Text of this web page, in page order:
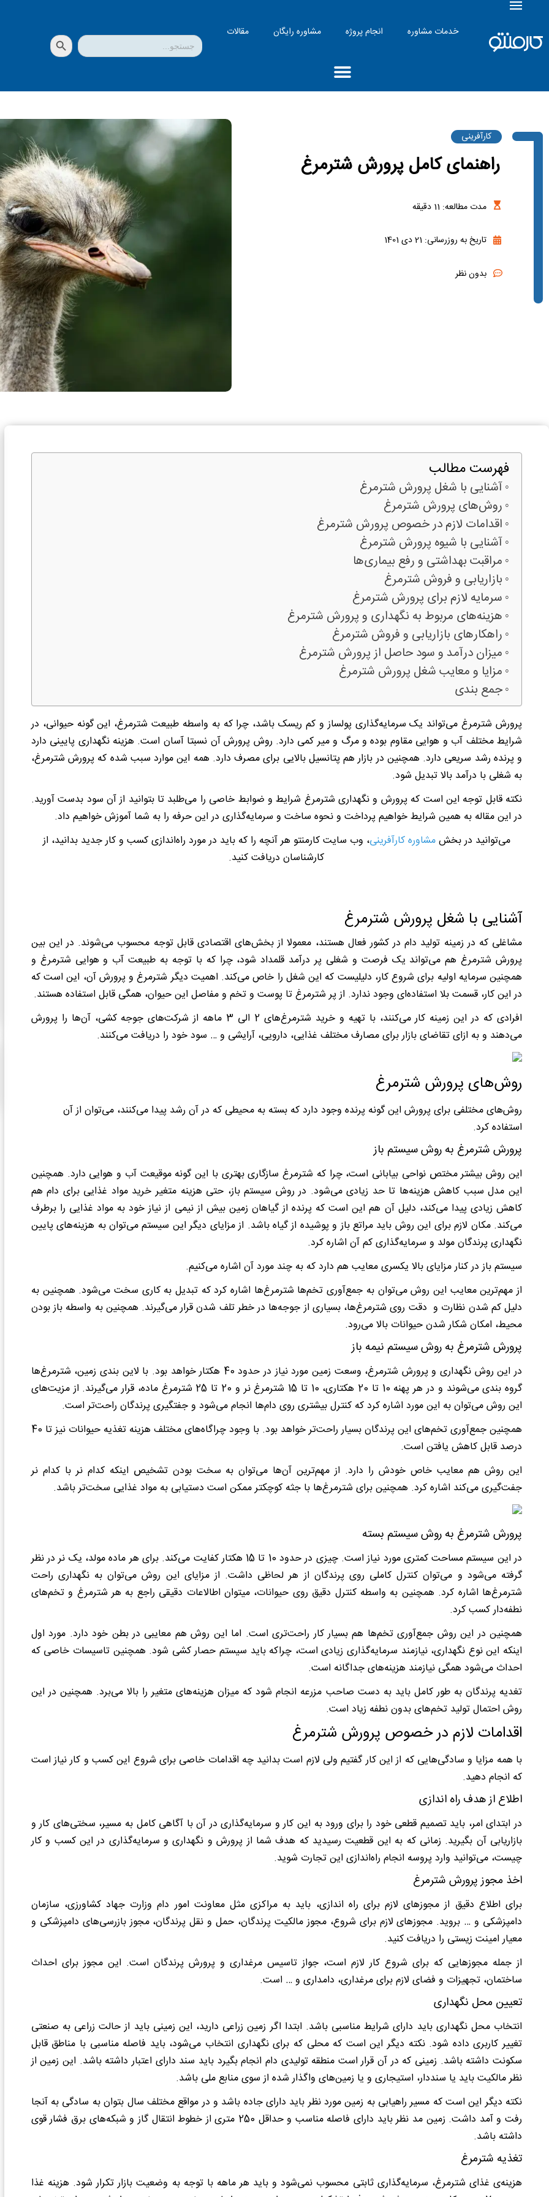
خدمات مشاوره انجام پروژه مشاوره رایگان مقالات جستجو
برای:
دکمه جستجو
کارآفرینی
راهنمای کامل پرورش شترمرغ
مدت مطالعه: 11 دقیقه
تاریخ به روزرسانی: 21 دی 1401
بدون نظر
فهرست مطالب
آشنایی با شغل پرورش شترمرغ
روش‌های پرورش شترمرغ
اقدامات لازم در خصوص پرورش شترمرغ
آشنایی با شیوه پرورش شترمرغ
مراقبت بهداشتی و رفع بیماری‌ها
بازاریابی و فروش شترمرغ
سرمایه لازم برای پرورش شترمرغ
هزینه‌های مربوط به نگهداری و پرورش شترمرغ
راهکارهای بازاریابی و فروش شترمرغ
میزان درآمد و سود حاصل از پرورش شترمرغ
مزایا و معایب شغل پرورش شترمرغ
جمع بندی
پرورش شترمرغ می‌تواند یک سرمایه‌گذاری پولساز و کم ریسک باشد، چرا که به واسطه طبیعت شترمرغ، این گونه حیوانی، در
شرایط مختلف آب و هوایی مقاوم بوده و مرگ و میر کمی دارد. روش پرورش آن نسبتا آسان است. هزینه نگهداری پایینی دارد
و پرنده رشد سریعی دارد. همچنین در بازار هم پتانسیل بالایی برای مصرف دارد. همه این موارد سبب شده که پرورش شترمرغ،
به شغلی با درآمد بالا تبدیل شود.
نکته قابل توجه این است که پرورش و نگهداری شترمرغ شرایط و ضوابط خاصی را می‌طلبد تا بتوانید از آن سود بدست آورید.
در این مقاله به همین شرایط خواهیم پرداخت و نحوه ساخت و سرمایه‌گذاری در این حرفه را به شما آموزش خواهیم داد.
می‌توانید در بخشمشاوره کارآفرینی، وب سایت کارمنتو هر آنچه را که باید در مورد راه‌اندازی کسب و کار جدید بدانید، از
کارشناسان دریافت کنید.
آشنایی با شغل پرورش شترمرغ
مشاغلی که در زمینه تولید دام در کشور فعال هستند، معمولا از بخش‌های اقتصادی قابل توجه محسوب می‌شوند. در این بین
پرورش شترمرغ هم می‌تواند یک فرصت و شغلی پر درآمد قلمداد شود، چرا که با توجه به طبیعت آب و هوایی شترمرغ و
همچنین سرمایه اولیه برای شروع کار، دلیلیست که این شغل را خاص می‌کند. اهمیت دیگر شترمرغ و پرورش آن، این است که
در این کار، قسمت بلا استفاده‌ای وجود ندارد. از پر شترمرغ تا پوست و تخم و مفاصل این حیوان، همگی قابل استفاده هستند.
افرادی که در این زمینه کار می‌کنند، با تهیه و خرید شترمرغ‌های 2 الی 3 ماهه از شرکت‌های جوجه کشی، آن‌ها را پرورش
می‌دهند و به ازای تقاضای بازار برای مصارف مختلف غذایی، دارویی، آرایشی و … سود خود را دریافت می‌کنند.
روش‌های پرورش شترمرغ
روش‌های مختلفی برای پرورش این گونه پرنده وجود دارد که بسته به محیطی که در آن رشد پیدا می‌کنند، می‌توان از آن
استفاده کرد.
پرورش شترمرغ به روش سیستم باز
این روش بیشتر مختص نواحی بیابانی است، چرا که شترمرغ سازگاری بهتری با این گونه موقیعت آب و هوایی دارد. همچنین
این مدل سبب کاهش هزینه‌ها تا حد زیادی می‌شود. در روش سیستم باز، حتی هزینه متغیر خرید مواد غذایی برای دام هم
کاهش زیادی پیدا می‌کند، دلیل آن هم این است که پرنده از گیاهان زمین بیش از نیمی از نیاز خود به مواد غذایی را برطرف
می‌کند. مکان لازم برای این روش باید مراتع باز و پوشیده از گیاه باشد. از مزایای دیگر این سیستم می‌توان به هزینه‌های پایین
نگهداری پرندگان مولد و سرمایه‌گذاری کم آن اشاره کرد.
سیستم باز در کنار مزایای بالا یکسری معایب هم دارد که به چند مورد آن اشاره می‌کنیم.
از مهم‌ترین معایب این روش می‌توان به جمع‌آوری تخم‌ها شترمرغ‌ها اشاره کرد که تبدیل به کاری سخت می‌شود. همچنین به
دلیل کم شدن نظارت و دقت روی شترمرغ‌ها، بسیاری از جوجه‌ها در خطر تلف شدن قرار می‌گیرند. همچنین به واسطه باز بودن
محیط، امکان شکار شدن حیوانات بالا می‌رود.
پرورش شترمرغ به روش سیستم نیمه باز
در این روش نگهداری و پرورش شترمرغ، وسعت زمین مورد نیاز در حدود 40 هکتار خواهد بود. با لاین بندی زمین، شترمرغ‌ها
گروه بندی می‌شوند و در هر پهنه 10 تا 20 هکتاری، 10 تا 15 شترمرغ نر و 20 تا 25 شترمرغ ماده، قرار می‌گیرند. از مزیت‌های
این روش می‌توان به این مورد اشاره کرد که کنترل بیشتری روی دام‌ها انجام می‌شود و جفتگیری پرندگان راحت‌تر است.
همچنین جمع‌آوری تخم‌های این پرندگان بسیار راحت‌تر خواهد بود. با وجود چراگاه‌های مختلف هزینه تغذیه حیوانات نیز تا 40
درصد قابل کاهش یافتن است.
این روش هم معایب خاص خودش را دارد. از مهم‌ترین آن‌ها می‌توان به سخت بودن تشخیص اینکه کدام نر با کدام نر
جفت‌گیری می‌کند اشاره کرد. همچنین برای شترمرغ‌ها با جثه کوچکتر ممکن است دستیابی به مواد غذایی سخت‌تر باشد.
پرورش شترمرغ به روش سیستم بسته
در این سیستم مساحت کمتری مورد نیاز است. چیزی در حدود 10 تا 15 هکتار کفایت می‌کند. برای هر ماده مولد، یک نر در نظر
گرفته می‌شود و می‌توان کنترل کاملی روی پرندگان از هر لحاظی داشت. از مزایای این روش می‌توان به نگهداری راحت
شترمرغ‌ها اشاره کرد. همچنین به واسطه کنترل دقیق روی حیوانات، میتوان اطالاعات دقیقی راجع به هر شترمرغ و تخم‌های
نطفه‌دار کسب کرد.
همچنین در این روش جمع‌آوری تخم‌ها هم بسیار کار راحت‌تری است. اما این روش هم معایبی در بطن خود دارد. مورد اول
اینکه این نوع نگهداری، نیازمند سرمایه‌گذاری زیادی است، چراکه باید سیستم حصار کشی شود. همچنین تاسیسات خاصی که
احداث می‌شود همگی نیازمند هزینه‌های جداگانه است.
تغدیه پرندگان به طور کامل باید به دست صاحب مزرعه انجام شود که میزان هزینه‌های متغیر را بالا می‌برد. همچنین در این
روش احتمال تولید تخم‌های بدون نطفه زیاد است.
اقدامات لازم در خصوص پرورش شترمرغ
با همه مزایا و سادگی‌هایی که از این کار گفتیم ولی لازم است بدانید چه اقدامات خاصی برای شروع این کسب و کار نیاز است
که انجام دهید.
اطلاع از هدف راه اندازی
در ابتدای امر، باید تصمیم قطعی خود را برای ورود به این کار و سرمایه‌گذاری در آن با آگاهی کامل به مسیر، سختی‌های کار و
بازاریابی آن بگیرید. زمانی که به این قطعیت رسیدید که هدف شما از پرورش و نگهداری و سرمایه‌گذاری در این کسب و کار
چیست، می‌توانید وارد پروسه انجام راه‌اندازی این تجارت شوید.
اخذ مجوز پرورش شترمرغ
برای اطلاع دقیق از مجوزهای لازم برای راه اندازی، باید به مراکزی مثل معاونت امور دام وزارت جهاد کشاورزی، سازمان
دامپزشکی و … بروید. مجوزهای لازم برای شروع، مجوز مالکیت پرندگان، حمل و نقل پرندگان، مجوز بازرسی‌های دامپزشکی و
معیار امینت زیستی را دریافت کنید.
از جمله مجوزهایی که برای شروع کار لازم است، جواز تاسیس مرغداری و پرورش پرندگان است. این مجوز برای احداث
ساختمان، تجهیزات و فضای لازم برای مرغداری، دامداری و … است.
تعیین محل نگهداری
انتخاب محل نگهداری باید دارای شرایط مناسبی باشد. ابتدا اگر زمین زراعی دارید، این زمینی باید از حالت زراعی به صنعتی
تغییر کاربری داده شود. نکته دیگر این است که محلی که برای نگهداری انتخاب می‌شود، باید فاصله مناسبی با مناطق قابل
سکونت داشته باشد. زمینی که در آن قرار است منطقه تولیدی دام انجام بگیرد باید سند دارای اعتبار داشته باشد. این زمین از
نظر مالکیت باید یا سنددار، استیجاری و یا زمین‌های واگذار شده از سوی منابع ملی باشد.
نکته دیگر این است که مسیر راهیابی به زمین مورد نظر باید دارای جاده باشد و در مواقع مختلف سال بتوان به سادگی به آنجا
رفت و آمد داشت. زمین مد نظر باید دارای فاصله مناسب و حداقل 250 متری از خطوط انتقال گاز و شبکه‌های برق فشار قوی
داشته باشد.
تغذیه شترمرغ
هزینه‌ی غذای شترمرغ، سرمایه‌گذاری ثابتی محسوب نمی‌شود و باید هر ماهه با توجه به وضعیت بازار تکرار شود. هزینه غذا